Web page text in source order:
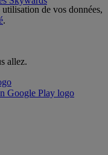
de vos données,
.
allez.